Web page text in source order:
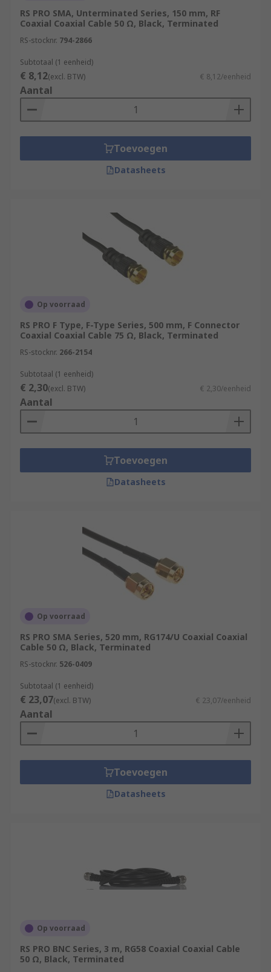
RS PRO SMA, Unterminated Series, 150 mm, RF
Coaxial Coaxial Cable 50 Ω, Black, Terminated
RS-stocknr. 794-2866
Subtotaal (1 eenheid)
€ 8,12(excl. BTW) € 8,12/eenheid
Aantal
Toevoegen
Datasheets
Op voorraad
RS PRO F Type, F-Type Series, 500 mm, F Connector
Coaxial Coaxial Cable 75 Ω, Black, Terminated
RS-stocknr. 266-2154
Subtotaal (1 eenheid)
€ 2,30(excl. BTW) € 2,30/eenheid
Aantal
Toevoegen
Datasheets
Op voorraad
RS PRO SMA Series, 520 mm, RG174/U Coaxial Coaxial
Cable 50 Ω, Black, Terminated
RS-stocknr. 526-0409
Subtotaal (1 eenheid)
€ 23,07(excl. BTW) € 23,07/eenheid
Aantal
Toevoegen
Datasheets
Op voorraad
RS PRO BNC Series, 3 m, RG58 Coaxial Coaxial Cable
50 Ω, Black, Terminated